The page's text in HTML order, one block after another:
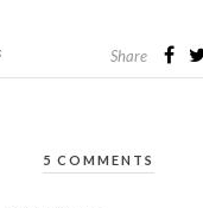
Share
5 COMMENTS